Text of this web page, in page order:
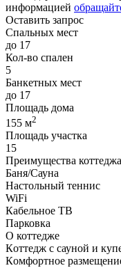
информацией
Оставить запрос
Спальных мест
до 17
Кол-во спален
5
Банкетных мест
до 17
Площадь дома
155 м2
Площадь участка
15
Преимущества коттеджа
Баня/Сауна
Настольный теннис
WiFi
Кабельное ТВ
Парковка
О коттедже
Кoттeдж с сауной и
Кoмфopтнoe